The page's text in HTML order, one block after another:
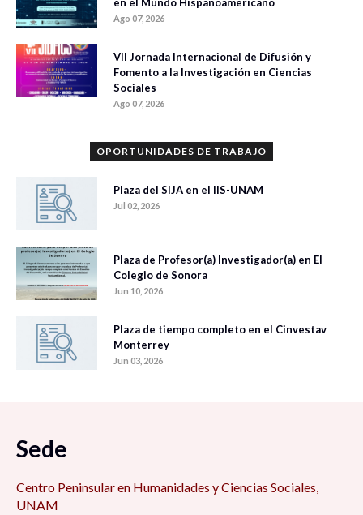
Ago 07, 2026
VII Jornada Internacional de Difusión y
Fomento a la Investigación en Ciencias
Sociales
Ago 07, 2026
OPORTUNIDADES DE TRABAJO
Plaza del SIJA en el IIS-UNAM
Jul 02, 2026
Plaza de Profesor(a) Investigador(a) en El
Colegio de Sonora
Jun 10, 2026
Plaza de tiempo completo en el Cinvestav
Monterrey
Jun 03, 2026
Sede
Centro Peninsular en Humanidades y Ciencias Sociales,
UNAM